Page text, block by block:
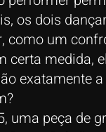
os dois
como um
certa medida,
exatamente
uma peça de